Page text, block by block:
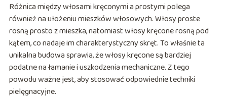
Różnica między włosami kręconymi a prostymi polega
również na ułożeniu mieszków włosowych. Włosy proste
rosną prosto z mieszka, natomiast włosy kręcone rosną pod
kątem, co nadaje im charakterystyczny skręt. To właśnie ta
unikalna budowa sprawia, że włosy kręcone są bardziej
podatne na łamanie i uszkodzenia mechaniczne. Z tego
powodu ważne jest, aby stosować odpowiednie techniki
pielęgnacyjne.